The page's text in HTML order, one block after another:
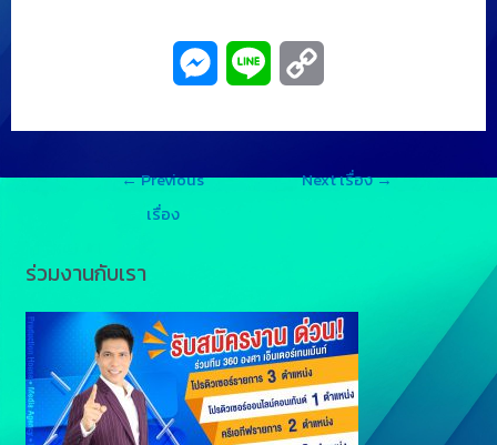
g
e
r
n
k
←Previous
เรื่อง
Next เรื่อง→
ร่วมงานกับเรา